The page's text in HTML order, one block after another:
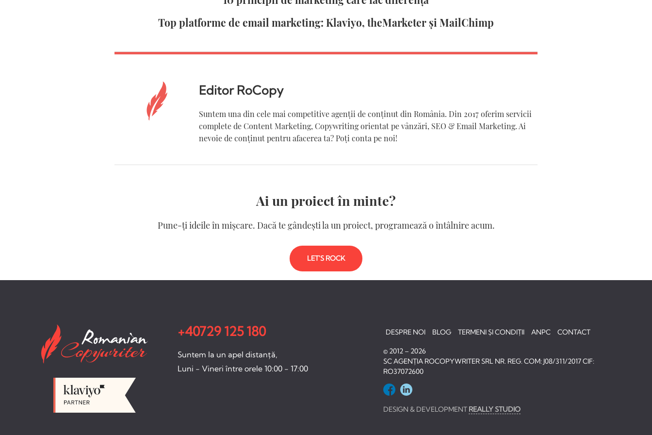
Top platforme de email marketing: Klaviyo, theMarketer și MailChimp
Editor RoCopy
Suntem una din cele mai competitive agenții de conținut din România. Din 2017 oferim servicii
complete de Content Marketing, Copywriting orientat pe vânzări, SEO & Email Marketing. Ai
nevoie de conținut pentru afacerea ta? Poți conta pe noi!
Ai un proiect în minte?
Pune-ți ideile în mișcare. Dacă te gândești la un proiect, programează o întâlnire acum.
LET'S ROCK
+40729 125 180
Suntem la un apel distanță,
Luni - Vineri între orele 10:00 - 17:00
DESPRE NOI BLOG TERMENI ȘI CONDIȚII ANPC CONTACT
© 2012 – 2026
SC AGENȚIA ROCOPYWRITER SRL NR. REG. COM: J08/311/2017 CIF:
RO37072600
DESIGN & DEVELOPMENT REALLY STUDIO